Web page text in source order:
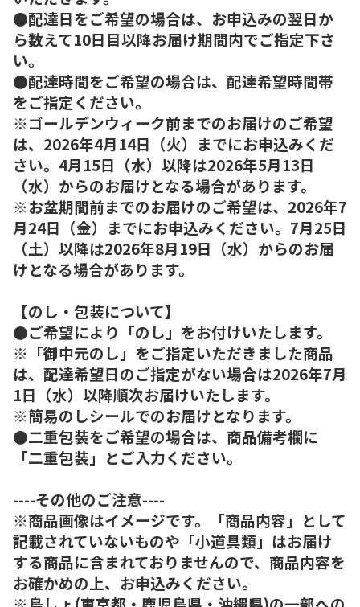
●配達日をご希望の場合は、お申込みの翌日か
ら数えて10日目以降お届け期間内でご指定下さ
い。
●配達時間をご希望の場合は、配達希望時間帯
をご指定ください。
※ゴールデンウィーク前までのお届けのご希望
は、2026年4月14日（火）までにお申込みくだ
さい。4月15日（水）以降は2026年5月13日
（水）からのお届けとなる場合があります。
※お盆期間前までのお届けのご希望は、2026年7
月24日（金）までにお申込みください。7月25日
（土）以降は2026年8月19日（水）からのお届
けとなる場合があります。
【のし・包装について】
●ご希望により「のし」をお付けいたします。
※「御中元のし」をご指定いただきました商品
は、配達希望日のご指定がない場合は2026年7月
1日（水）以降順次お届けいたします。
※簡易のしシールでのお届けとなります。
●二重包装をご希望の場合は、商品備考欄に
「二重包装」とご入力ください。
----その他のご注意----
※商品画像はイメージです。「商品内容」として
記載されていないものや「小道具類」はお届け
する商品に含まれておりませんので、商品内容を
お確かめの上、お申込みください。